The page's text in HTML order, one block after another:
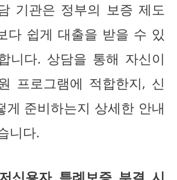
기관은 정부의 보증 제도
다 쉽게 대출을 받을 수 있
니다. 상담을 통해 자신이
프로그램에 적합한지, 신
게 준비하는지 상세한 안내
니다.
신용자 특례보증 부결 시